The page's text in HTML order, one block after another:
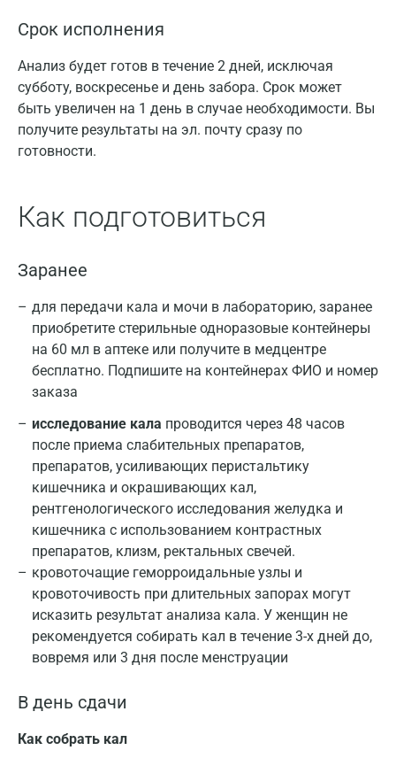
Срок исполнения
Анализ будет готов в течение 2 дней, исключая
субботу, воскресенье и день забора. Срок может
быть увеличен на 1 день в случае необходимости. Вы
получите результаты на эл. почту сразу по
готовности.
Как подготовиться
Заранее
для передачи кала и мочи в лабораторию, заранее
приобретите стерильные одноразовые контейнеры
на 60 мл в аптеке или получите в медцентре
бесплатно. Подпишите на контейнерах ФИО и номер
заказа
исследование кала проводится через 48 часов
после приема слабительных препаратов,
препаратов, усиливающих перистальтику
кишечника и окрашивающих кал,
рентгенологического исследования желудка и
кишечника с использованием контрастных
препаратов, клизм, ректальных свечей.
кровоточащие геморроидальные узлы и
кровоточивость при длительных запорах могут
исказить результат анализа кала. У женщин не
рекомендуется собирать кал в течение 3-х дней до,
вовремя или 3 дня после менструации
В день сдачи
Как собрать кал